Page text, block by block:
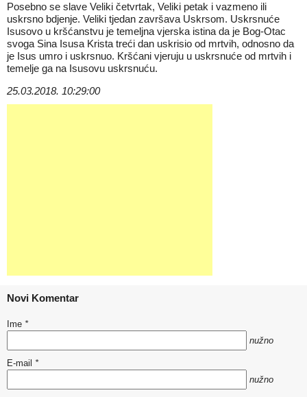
Posebno se slave Veliki četvrtak, Veliki petak i vazmeno ili
uskrsno bdjenje. Veliki tjedan završava Uskrsom. Uskrsnuće
Isusovo u kršćanstvu je temeljna vjerska istina da je Bog-Otac
svoga Sina Isusa Krista treći dan uskrisio od mrtvih, odnosno da
je Isus umro i uskrsnuo. Kršćani vjeruju u uskrsnuće od mrtvih i
temelje ga na Isusovu uskrsnuću.
25.03.2018. 10:29:00
Novi Komentar
Ime *
nužno
E-mail *
nužno